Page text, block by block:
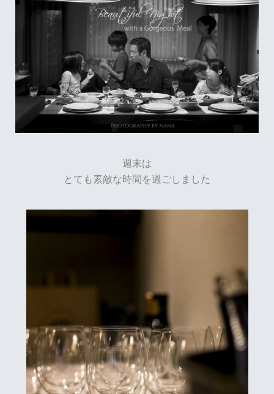
週末は
とても素敵な時間を過ごしました